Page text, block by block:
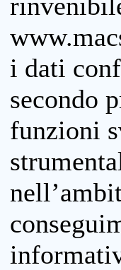
i dati
secondo
funzioni